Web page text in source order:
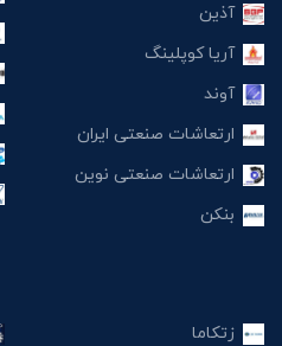
آذین
آریا کوپلینگ
آوند
ارتعاشات صنعتی ایران
ارتعاشات صنعتی نوین
بنکن
زتکاما